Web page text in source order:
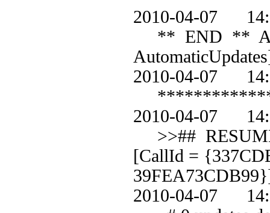
2010-04-07
** END **
2010-04-07
2010-04-07
>>##
[CallId =
2010-04-07